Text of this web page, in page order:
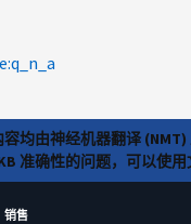
均由神经机器翻译
准确性的问题，可以使用
销售